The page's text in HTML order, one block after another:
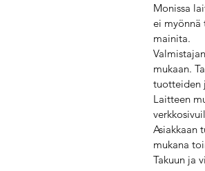
Monissa
ei myönnä
mainita.
mukaan.
tuotteiden
Laitteen
Asiakkaan
mukana
Takuun ja